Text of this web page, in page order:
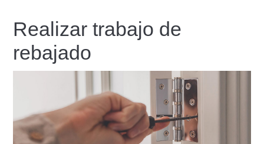
Realizar trabajo de
rebajado